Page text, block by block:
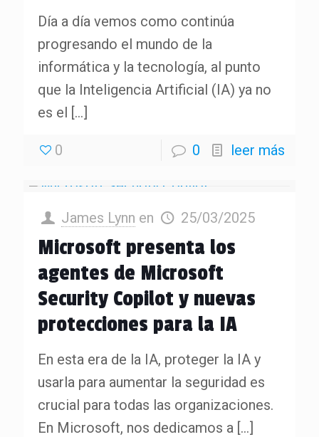
Día a día vemos como continúa
progresando el mundo de la
informática y la tecnología, al punto
que la Inteligencia Artificial (IA) ya no
es el […]
0 0 leer más
James Lynn en 25/03/2025
Microsoft presenta los
agentes de Microsoft
Security Copilot y nuevas
protecciones para la IA
En esta era de la IA, proteger la IA y
usarla para aumentar la seguridad es
crucial para todas las organizaciones.
En Microsoft, nos dedicamos a […]